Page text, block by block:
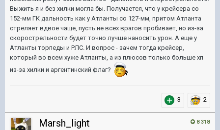
Выжить я и без хилки могла бы. Получается, что у крейсера со
152-мм ГК дальность как у Атланты со 127-мм, притом Атланта
стреляет вдвое чаще, пусть не всех врагов пробивает, но из-за
скорострельности будет точно лучше наносить урон. А еще у
Атланты торпеды и РЛС. И вопрос - зачем тогда крейсер,
который во всем хуже Атланты, а из плюсов только больше хп
из-за хилки и аргентинский флаг?
3 2
8 318
Marsh_light